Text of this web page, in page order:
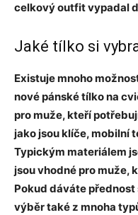
celkový outfit vypadal
Jaké tílko si
Existuje mnoho
nové pánské tílko na
pro muže, kteří
jako jsou klíče, mobilní
Typickým materiálem
jsou vhodné pro muže,
Pokud dáváte
výběr také z mnoha